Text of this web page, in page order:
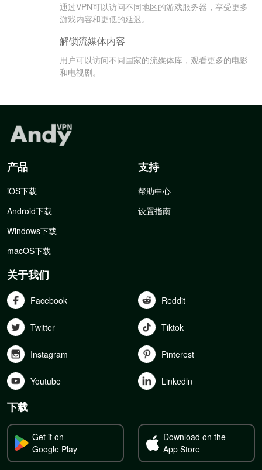
通过VPN可以访问不同地区的游戏服务器，享受更多
游戏内容和更低的延迟。
解锁流媒体内容
用户可以访问不同国家的流媒体库，观看更多的电影
和电视剧。
产品
iOS下载
Android下载
Windows下载
macOS下载
支持
帮助中心
设置指南
关于我们
Facebook Reddit
Twitter Tiktok
Instagram Pinterest
Youtube Linkedln
下载
Get it on
Google Play
Download on the
App Store